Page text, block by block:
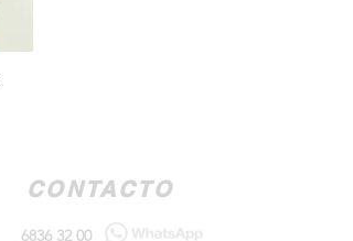
CONTACTO
6836 32 00